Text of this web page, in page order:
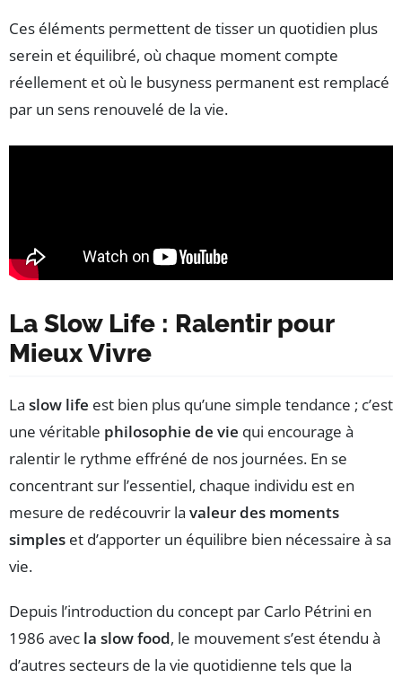
Ces éléments permettent de tisser un quotidien plus
serein et équilibré, où chaque moment compte
réellement et où le busyness permanent est remplacé
par un sens renouvelé de la vie.
La Slow Life : Ralentir pour
Mieux Vivre
La slow life est bien plus qu’une simple tendance ; c’est
une véritable philosophie de vie qui encourage à
ralentir le rythme effréné de nos journées. En se
concentrant sur l’essentiel, chaque individu est en
mesure de redécouvrir la valeur des moments
simples et d’apporter un équilibre bien nécessaire à sa
vie.
Depuis l’introduction du concept par Carlo Pétrini en
1986 avec la slow food, le mouvement s’est étendu à
d’autres secteurs de la vie quotidienne tels que la